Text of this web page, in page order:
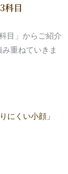
科目
目」からご紹介
重ねていきま
にくい小顔」